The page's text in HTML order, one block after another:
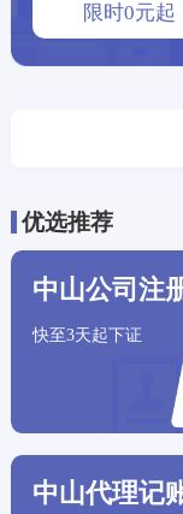
郑州市用户
南京市用户
长沙市用户
深圳市用户
北京市用户
限时0元起
优选推荐
中山公司注
快至3天起下证
中山代理记